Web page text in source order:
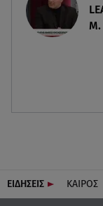
Μ.
ΕΙΔΗΣΕΙΣ ΚΑΙΡΟΣ